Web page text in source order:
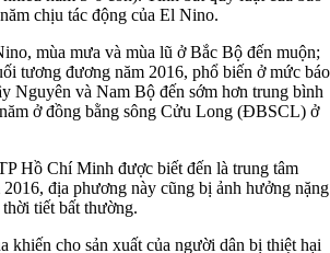
chịu tác động của El Nino.
mùa mưa và mùa lũ ở Bắc Bộ đến muộn;
tương đương năm 2016, phổ biến ở mức báo
Nguyên và Nam Bộ đến sớm hơn trung bình
ở đồng bằng sông Cửu Long (ĐBSCL) ở
Hồ Chí Minh được biết đến là trung tâm
địa phương này cũng bị ảnh hưởng nặng
tiết bất thường.
khiến cho sản xuất của người dân bị thiệt hại